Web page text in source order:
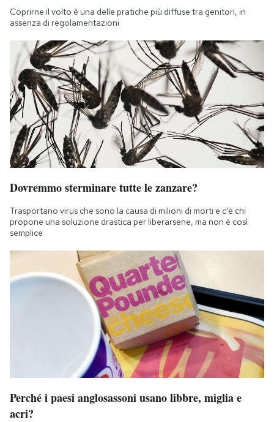
Regala il Post
Hai bisogno di aiuto?
Esci
Coprirne il volto è una delle pratiche più diffuse tra genitori, in
assenza di regolamentazioni
Dovremmo sterminare tutte le zanzare?
Trasportano virus che sono la causa di milioni di morti e c'è chi
propone una soluzione drastica per liberarsene, ma non è così
semplice
Perché i paesi anglosassoni usano libbre, miglia e
acri?